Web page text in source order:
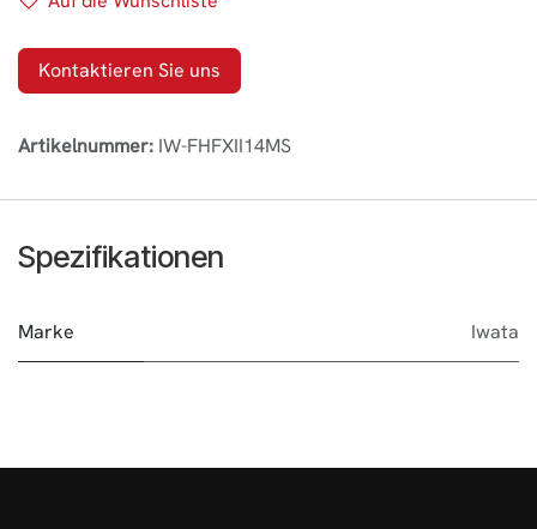
Kontaktieren Sie uns
Artikelnummer: IW-FHFXII14MS
Spezifikationen
Marke Iwata